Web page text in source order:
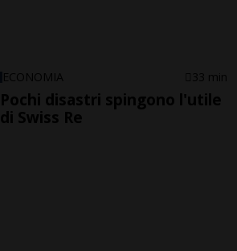
ECONOMIA 33 min
Pochi disastri spingono l'utile
di Swiss Re